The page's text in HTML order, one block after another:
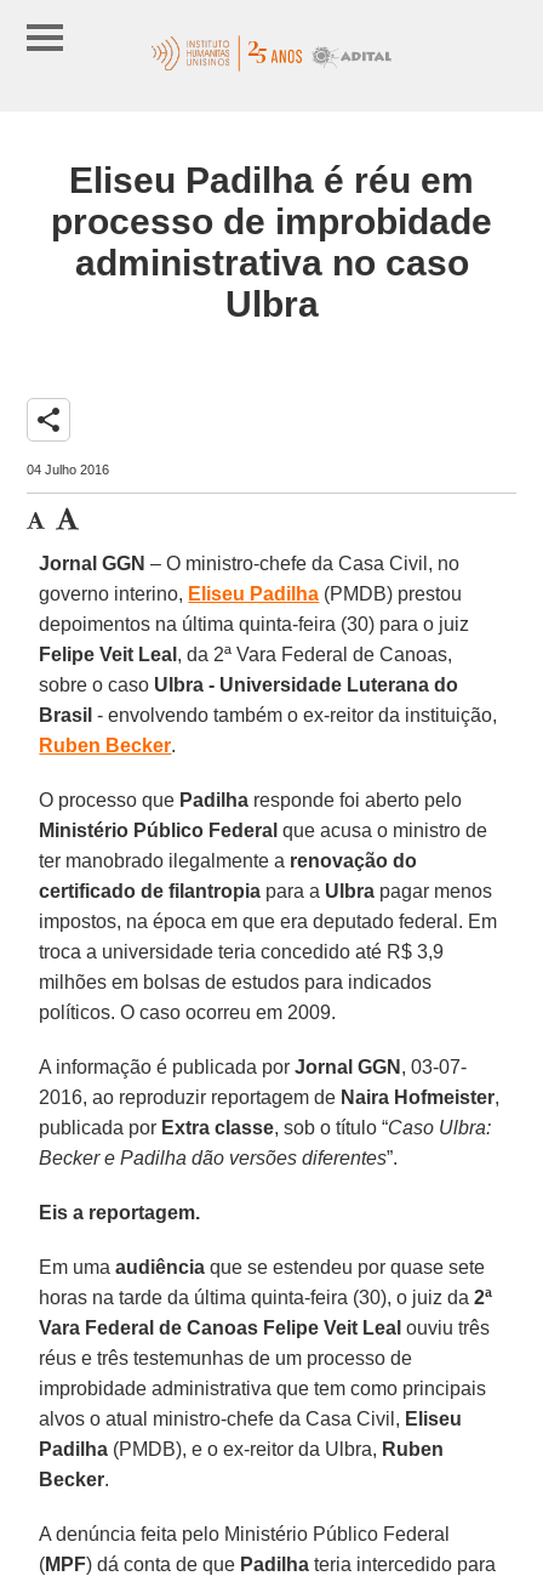
Eliseu Padilha é réu em
processo de improbidade
administrativa no caso
Ulbra
share
04 Julho 2016
Jornal GGN – O ministro-chefe da Casa Civil, no
governo interino, Eliseu Padilha (PMDB) prestou
depoimentos na última quinta-feira (30) para o juiz
Felipe Veit Leal , da 2ª Vara Federal de Canoas,
sobre o caso Ulbra - Universidade Luterana do
Brasil - envolvendo também o ex-reitor da instituição,
Ruben Becker.
O processo que Padilha responde foi aberto pelo
Ministério Público Federal que acusa o ministro de
ter manobrado ilegalmente a renovação do
certificado de filantropia para a Ulbra pagar menos
impostos, na época em que era deputado federal. Em
troca a universidade teria concedido até R$ 3,9
milhões em bolsas de estudos para indicados
políticos. O caso ocorreu em 2009.
A informação é publicada porJornal GGN , 03-07-
2016, ao reproduzir reportagem de Naira Hofmeister,
publicada por Extra classe, sob o título “Caso Ulbra:
Becker e Padilha dão versões diferentes”.
Eis a reportagem.
Em umaaudiência que se estendeu por quase sete
horas na tarde da última quinta-feira (30), o juiz da 2ª
Vara Federal de Canoas Felipe Veit Leal ouviu três
réus e três testemunhas de um processo de
improbidade administrativa que tem como principais
alvos o atual ministro-chefe da Casa Civil, Eliseu
Padilha (PMDB), e o ex-reitor da Ulbra, Ruben
Becker.
A denúncia feita pelo Ministério Público Federal
(MPF) dá conta de que Padilha teria intercedido para